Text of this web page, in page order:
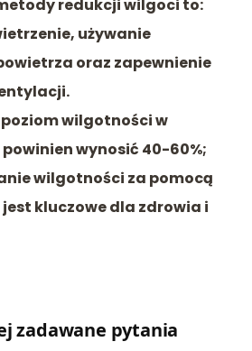
redukcji wilgoci to:
używanie
oraz zapewnienie
wilgotności w
wynosić 40-60%;
wilgotności za pomocą
kluczowe dla zdrowia i
zadawane pytania